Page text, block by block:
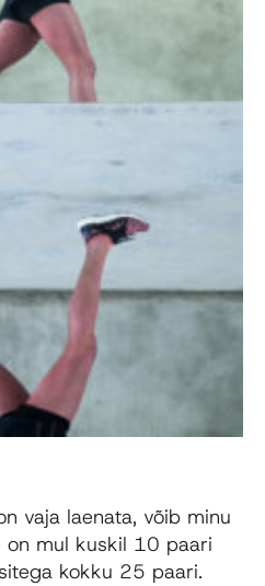
vaja laenata, võib minu
on mul kuskil 10 paari
kokku 25 paari.